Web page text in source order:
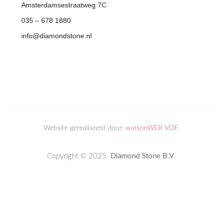
Amsterdamsestraatweg 7C
035 – 678 1880
info@diamondstone.nl
Website gerealiseerd door: watsonWEB VOF
Copyright © 2025. Diamond Stone B.V.